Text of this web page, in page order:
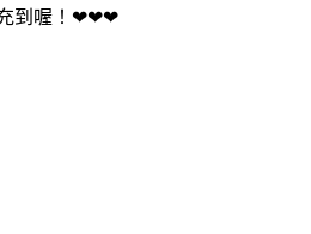
充到喔！❤❤❤